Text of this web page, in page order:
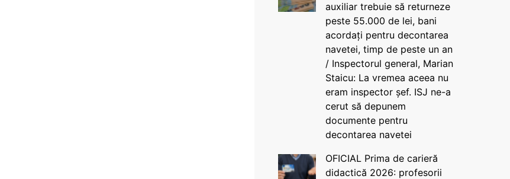
auxiliar trebuie să returneze
peste 55.000 de lei, bani
acordați pentru decontarea
navetei, timp de peste un an
/ Inspectorul general, Marian
Staicu: La vremea aceea nu
eram inspector șef. ISJ ne-a
cerut să depunem
documente pentru
decontarea navetei
OFICIAL Prima de carieră
didactică 2026: profesorii